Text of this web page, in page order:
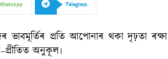
Telegram
প্রতি আপোনাৰ থকা দৃঢ়তা ৰক্ষা
অনুকূল৷